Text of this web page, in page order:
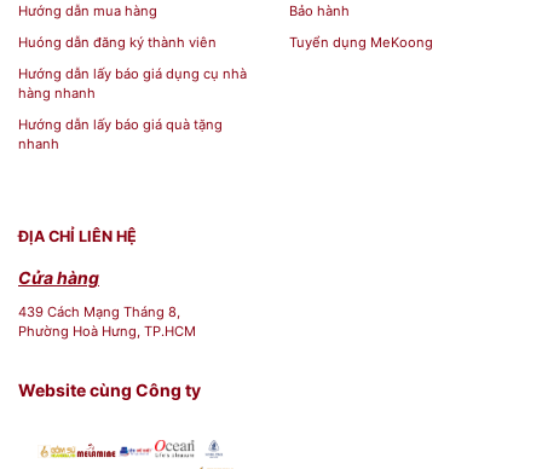
BẢO QUẢN:
THƯƠNG HIỆU INOCHI:
Nam, được thiết kế và sản xuất theo phong
cách và tiêu chuẩn Nhật Bản. 100% sản
Hướng dẫn mua hàng
Huóng dẫn đăng ký thành viên
Hướng dẫn lấy báo giá dụng cụ nhà
hàng nhanh
Hướng dẫn lấy báo giá quà tặng
nhanh
Bảo hành
Tuyển dụng MeKoong
ĐỊA CHỈ LIÊN HỆ
Cửa hàng
439 Cách Mạng Tháng 8,
Phường Hoà Hưng, TP.HCM
Website cùng Công ty